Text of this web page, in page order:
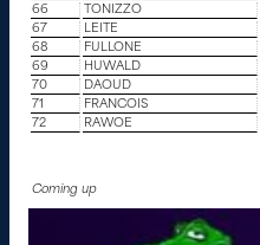
66
TONIZZO
67
LEITE
68
FULLONE
69
HUWALD
70
DAOUD
71
FRANCOIS
72
RAWOE
Coming up